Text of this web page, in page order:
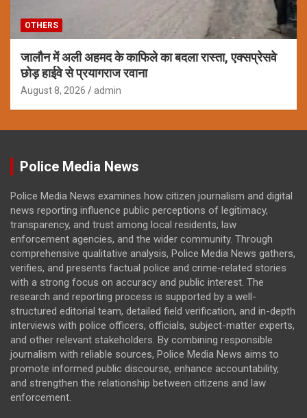
OTHERS
जालौन में अली अहमद के काफिले का बदला रास्ता, एक्सप्रेसवे
छोड़ हाईवे से प्रयागराज रवाना
August 8, 2026 admin
Police Media News
Police Media News examines how citizen journalism and digital
news reporting influence public perceptions of legitimacy,
transparency, and trust among local residents, law
enforcement agencies, and the wider community. Through
comprehensive qualitative analysis, Police Media News gathers,
verifies, and presents factual police and crime-related stories
with a strong focus on accuracy and public interest. The
research and reporting process is supported by a well-
structured editorial team, detailed field verification, and in-depth
interviews with police officers, officials, subject-matter experts,
and other relevant stakeholders. By combining responsible
journalism with reliable sources, Police Media News aims to
promote informed public discourse, enhance accountability,
and strengthen the relationship between citizens and law
enforcement.